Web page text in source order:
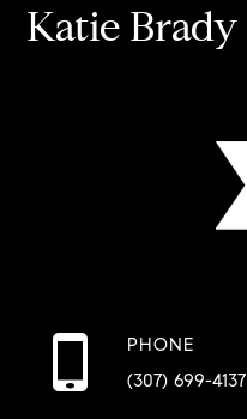
Katie Brady
PHONE
(307) 699-4137